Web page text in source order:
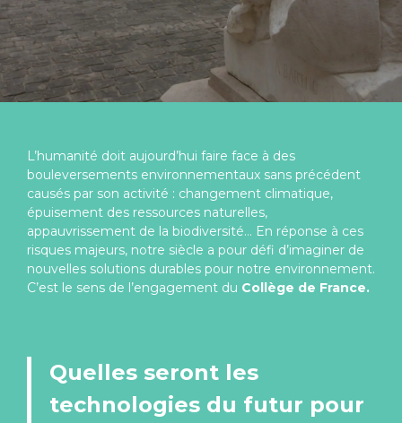
L’humanité doit aujourd’hui faire face à des
bouleversements environnementaux sans précédent
causés par son activité : changement climatique,
épuisement des ressources naturelles,
appauvrissement de la biodiversité… En réponse à ces
risques majeurs, notre siècle a pour défi d’imaginer de
nouvelles solutions durables pour notre environnement.
C’est le sens de l’engagement du Collège de France.
Quelles seront les
technologies du futur pour